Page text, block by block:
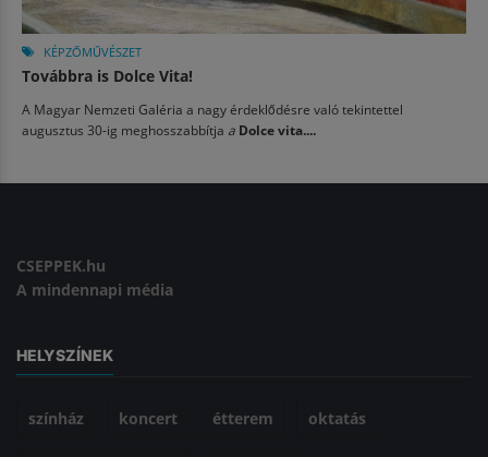
KÉPZŐMŰVÉSZET
Továbbra is Dolce Vita!
A Magyar Nemzeti Galéria a nagy érdeklődésre való tekintettel
augusztus 30-ig meghosszabbítja a Dolce vita....
CSEPPEK.hu
A mindennapi média
HELYSZÍNEK
színház koncert étterem oktatás